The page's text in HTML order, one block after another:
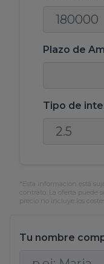
Plazo de
Tipo de
*Esta información está
contrato. La oferta puede
precio no incluye los
Tu nombre